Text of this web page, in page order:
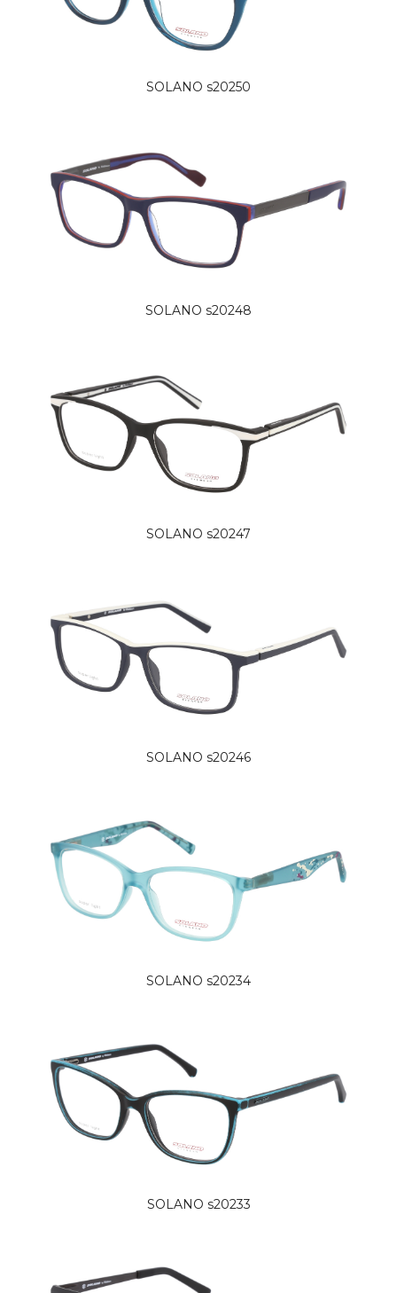
SOLANO s20250
SOLANO s20248
SOLANO s20247
SOLANO s20246
SOLANO s20234
SOLANO s20233